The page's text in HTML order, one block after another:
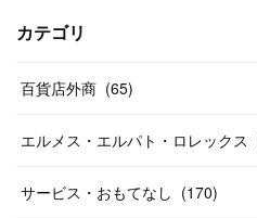
(17
(12)
(13
(14)
(29
(24)
(26
(26
(20)
(14
(46
(55
(38)
(20
(31
(33
(46)
(20
カテゴリ
百貨店外商 (65)
エルメス・エルパト・ロレックス
サービス・おもてなし (170)